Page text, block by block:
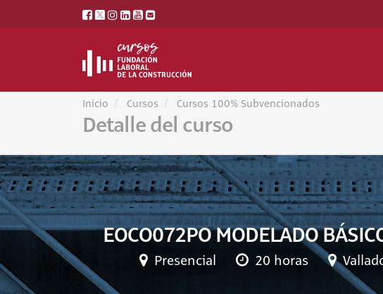
Inicio Cursos Cursos 100% Subvencionados
Detalle del curso
EOCO072PO MODELADO
Presencial 20 horas